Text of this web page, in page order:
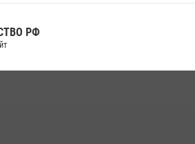
к 105-летию Центрального
РФ